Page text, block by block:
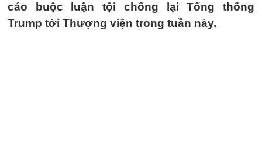
cáo buộc luận tội chống lại Tổng thống
Trump tới Thượng viện trong tuần này.